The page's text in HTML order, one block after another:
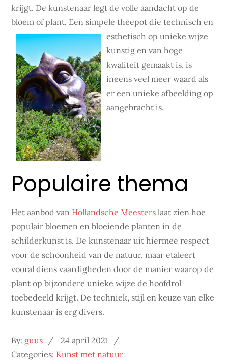
krijgt. De kunstenaar legt de volle aandacht op de
bloem of plant. Een simpele theepot die technisch en
esthetisch op unieke wijze
kunstig en van hoge
kwaliteit gemaakt is, is
ineens veel meer waard als
er een unieke afbeelding op
aangebracht is.
Populaire thema
Het aanbod van Hollandsche Meesters laat zien hoe
populair bloemen en bloeiende planten in de
schilderkunst is. De kunstenaar uit hiermee respect
voor de schoonheid van de natuur, maar etaleert
vooral diens vaardigheden door de manier waarop de
plant op bijzondere unieke wijze de hoofdrol
toebedeeld krijgt. De techniek, stijl en keuze van elke
kunstenaar is erg divers.
By: guus
Posted
on
24 april 2021
Categories: Kunst met natuur